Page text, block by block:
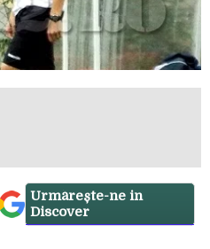
Urmărește-ne in
Discover